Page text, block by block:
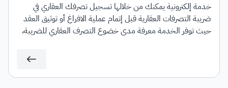
خدمة إلكترونية يمكنك من خلالها تسجيل تصرفك العقاري في
ضريبة التصرفات العقارية قبل إتمام عملية الافراغ أو توثيق العقد
حيث توفر الخدمة معرفة مدى خضوع التصرف العقاري للضريبة،